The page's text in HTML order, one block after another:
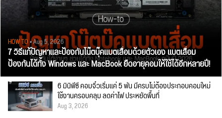
HOW TO• Aug 5, 2026
7 วิธีแก้ปัญหาและป้องกันโน๊ตบุ๊คแบตเสื่อมด้วยตัวเอง แบตเสื่อม
ป้องกันได้ทั้ง Windows และ MacBook ยืดอายุคอมให้ใช้ได้อีกหลายปี!
6 มินิพีซี คอมจิ๋วเริ่มแค่ 5 พัน มีครบไม่ต้องประกอบคอมใหม่
ใช้งานครอบคลุม ลดค่าไฟ ประหยัดพื้นที่
Aug 3, 2026